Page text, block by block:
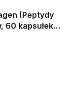
(Peptydy
60 kapsułek